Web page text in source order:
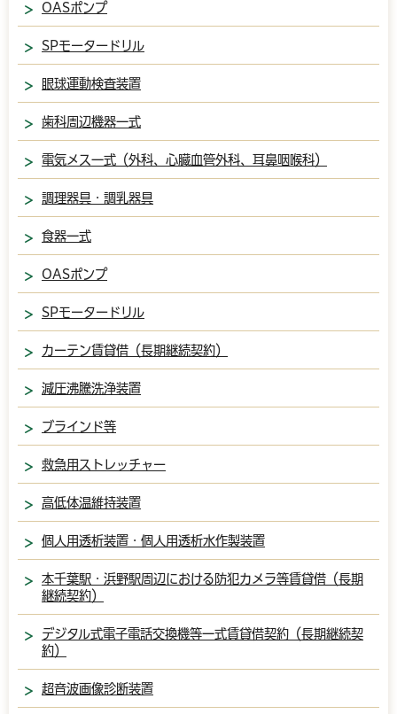
OASポンプ
SPモータードリル
眼球運動検査装置
歯科周辺機器一式
電気メス一式（外科、心臓血管外科、耳鼻咽喉科）
調理器具・調乳器具
食器一式
OASポンプ
SPモータードリル
カーテン賃貸借（長期継続契約）
減圧沸騰洗浄装置
ブラインド等
救急用ストレッチャー
高低体温維持装置
個人用透析装置・個人用透析水作製装置
本千葉駅・浜野駅周辺における防犯カメラ等賃貸借（長期
継続契約）
デジタル式電子電話交換機等一式賃貸借契約（長期継続契
約）
超音波画像診断装置